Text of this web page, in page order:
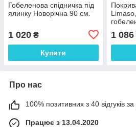
Гобеленова спідничка під
ялинку Новорічна 90 см.
1 020 ₴
Купити
1 086
Про нас
100% позитивних з 40 відгуків за
Працює з 13.04.2020